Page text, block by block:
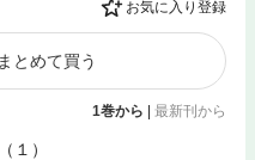
お気に入り登録
とめて買う
1巻から | 最新刊から
１）